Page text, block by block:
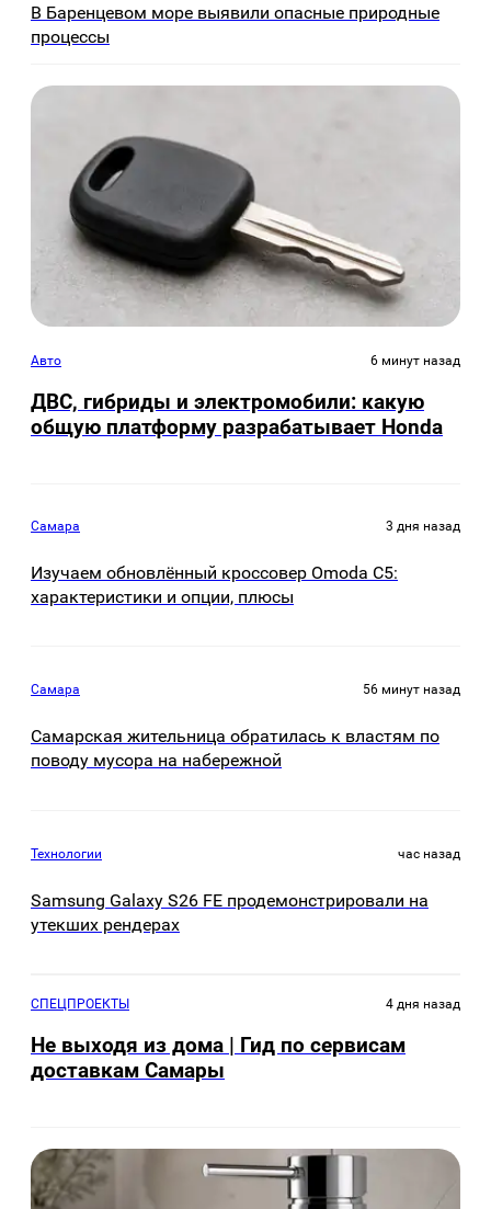
В Баренцевом море выявили опасные природные
процессы
Авто 6 минут назад
ДВС, гибриды и электромобили: какую
общую платформу разрабатывает Honda
Самара 3 дня назад
Изучаем обновлённый кроссовер Omoda C5:
характеристики и опции, плюсы
Самара 56 минут назад
Самарская жительница обратилась к властям по
поводу мусора на набережной
Технологии час назад
Samsung Galaxy S26 FE продемонстрировали на
утекших рендерах
СПЕЦПРОЕКТЫ 4 дня назад
Не выходя из дома | Гид по сервисам
доставкам Самары